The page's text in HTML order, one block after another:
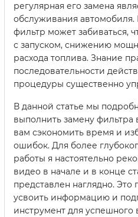
регулярная его замена
обслуживания автомобиля.
фильтр может забиваться,
с запуском, снижению
расхода топлива. Знание
последовательности
процедуры существенно
В данной статье мы
выполнить замену фильтра
вам сэкономить время и
ошибок. Для более
работы я настоятельно
видео в начале и в конце
представлен наглядно. Это
усвоить информацию и
инструмент для успешного